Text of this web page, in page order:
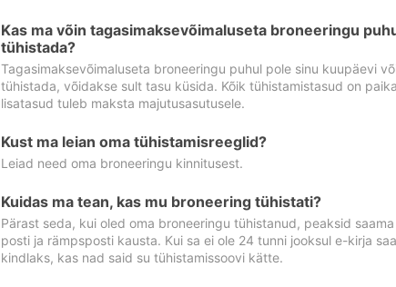
Kas ma võin tagasimaksevõimaluseta broneeringu
tühistada?
Tagasimaksevõimaluseta broneeringu puhul pole sinu kuupäevi
tühistada, võidakse sult tasu küsida. Kõik tühistamistasud on
lisatasud tuleb maksta majutusasutusele.
Kust ma leian oma tühistamisreeglid?
Leiad need oma broneeringu kinnitusest.
Kuidas ma tean, kas mu broneering tühistati?
Pärast seda, kui oled oma broneeringu tühistanud, peaksid
posti ja rämpsposti kausta. Kui sa ei ole 24 tunni jooksul e-kirja
kindlaks, kas nad said su tühistamissoovi kätte.